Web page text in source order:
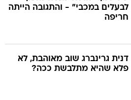
לבעלים במכבי" - והתגובה הייתה
חריפה
דנית גרינברג שוב מאוהבת, לא
פלא שהיא מתלבשת ככה?